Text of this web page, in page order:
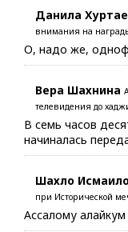
Данила
внимания на
О, надо же,
Вера Шахнина
телевидения до
В семь часов
начиналась
Шахло
при Исторической
Ассалому алайкум